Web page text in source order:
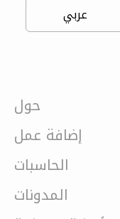
حول
إضافة عمل
الحاسبات
المدونات